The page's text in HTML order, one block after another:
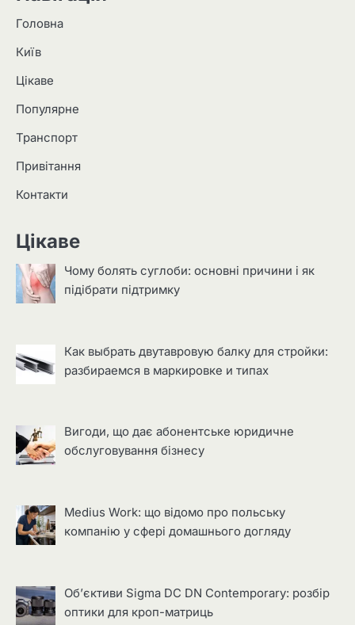
Головна
Київ
Цікаве
Популярне
Транспорт
Привітання
Контакти
Цікаве
Чому болять суглоби: основні причини і як
підібрати підтримку
Как выбрать двутавровую балку для стройки:
разбираемся в маркировке и типах
Вигоди, що дає абонентське юридичне
обслуговування бізнесу
Medius Work: що відомо про польську
компанію у сфері домашнього догляду
Об’єктиви Sigma DC DN Contemporary: розбір
оптики для кроп-матриць